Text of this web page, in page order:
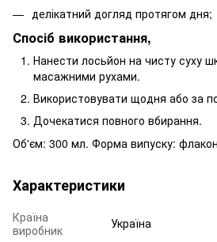
делікатний догляд протягом дня;
Спосіб використання,
Нанести лосьйон на чисту суху
масажними рухами.
Використовувати щодня або за
Дочекатися повного вбирання.
Об'єм: 300 мл. Форма випуску:
Характеристики
Країна
виробник
Україна